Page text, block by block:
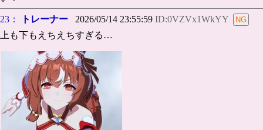
23： トレーナー 2026/05/14 23:55:59 ID:0VZVx1WkYY
上も下もえちえちすぎる…